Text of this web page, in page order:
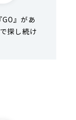
』があ
探し続け